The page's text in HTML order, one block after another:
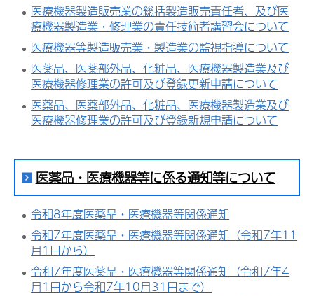
医療機器製造販売業の総括製造販売責任者、及び医
療機器製造業・修理業の責任技術者講習会について
医療機器等製造販売業・製造業の監視指導について
医薬品、医薬部外品、化粧品、医療機器製造業及び
医療機器修理業の許可及び登録更新申請について
医薬品、医薬部外品、化粧品、医療機器製造業及び
医療機器修理業の許可及び登録新規申請について
医薬品・医療機器等に係る通知等について
令和8年度医薬品・医療機器等関係通知
令和7年度医薬品・医療機器等関係通知（令和7年11
月1日から）
令和7年度医薬品・医療機器等関係通知（令和7年4
月1日から令和7年10月31日まで）